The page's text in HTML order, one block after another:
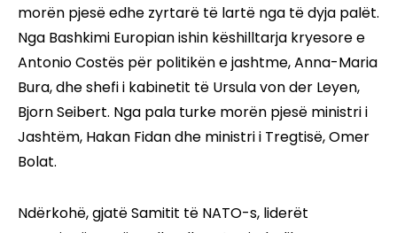
morën pjesë edhe zyrtarë të lartë nga të dyja palët.
Nga Bashkimi Europian ishin këshilltarja kryesore e
Antonio Costës për politikën e jashtme, Anna-Maria
Bura, dhe shefi i kabinetit të Ursula von der Leyen,
Bjorn Seibert. Nga pala turke morën pjesë ministri i
Jashtëm, Hakan Fidan dhe ministri i Tregtisë, Omer
Bolat.
Ndërkohë, gjatë Samitit të NATO-s, liderët